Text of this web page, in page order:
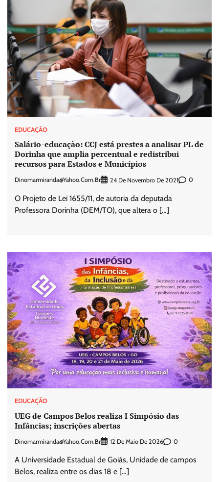
EDUCAÇÃO
Salário-educação: CCJ está prestes a analisar PL de
Dorinha que amplia percentual e redistribui
recursos para Estados e Municípios
Dinomarmiranda@yahoo.com.br 24 De Novembro De 2021 0
O Projeto de Lei 1655/11, de autoria da deputada
Professora Dorinha (DEM/TO), que altera o […]
EDUCAÇÃO
UEG de Campos Belos realiza I Simpósio das
Infâncias; inscrições abertas
Dinomarmiranda@yahoo.com.br 12 De Maio De 2026 0
A Universidade Estadual de Goiás, Unidade de campos
Belos, realiza entre os dias 18 e […]